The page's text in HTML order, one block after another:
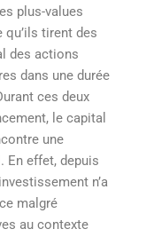
plus-values
tirent des
des actions
dans une durée
ces deux
le capital
une
En effet, depuis
n’a
malgré
au contexte